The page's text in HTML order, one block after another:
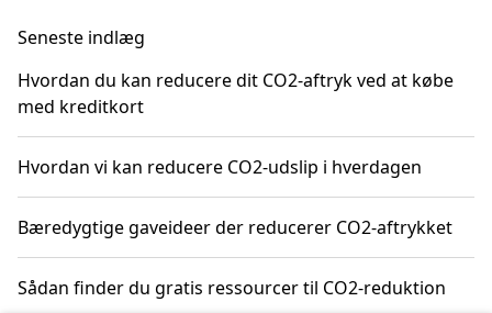
Seneste indlæg
Hvordan du kan reducere dit CO2-aftryk ved at købe
med kreditkort
Hvordan vi kan reducere CO2-udslip i hverdagen
Bæredygtige gaveideer der reducerer CO2-aftrykket
Sådan finder du gratis ressourcer til CO2-reduktion